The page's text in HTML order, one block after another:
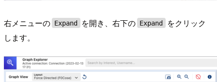
右メニューの Expand を開き、右下の Expand
をクリック
します。